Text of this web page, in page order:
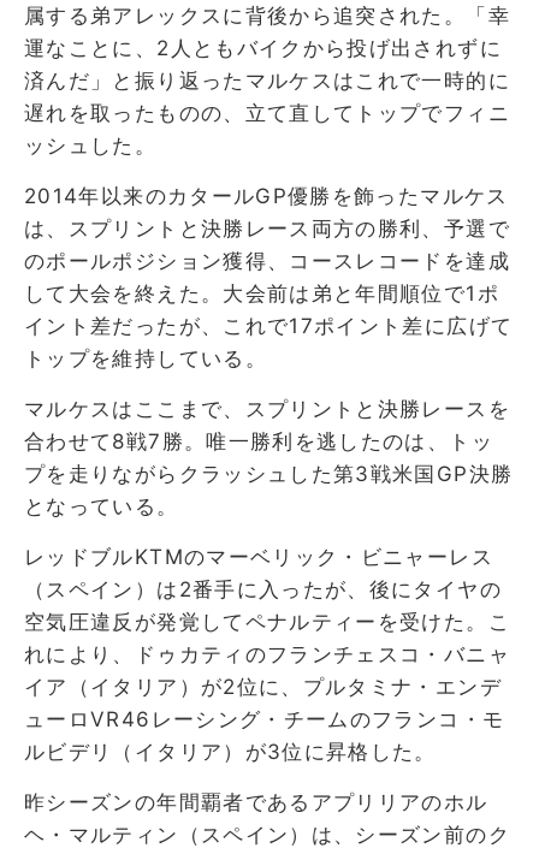
属する弟アレックスに背後から追突された。「幸
運なことに、2人ともバイクから投げ出されずに
済んだ」と振り返ったマルケスはこれで一時的に
遅れを取ったものの、立て直してトップでフィニ
ッシュした。
2014年以来のカタールGP優勝を飾ったマルケス
は、スプリントと決勝レース両方の勝利、予選で
のポールポジション獲得、コースレコードを達成
して大会を終えた。大会前は弟と年間順位で1ポ
イント差だったが、これで17ポイント差に広げて
トップを維持している。
マルケスはここまで、スプリントと決勝レースを
合わせて8戦7勝。唯一勝利を逃したのは、トッ
プを走りながらクラッシュした第3戦米国GP決勝
となっている。
レッドブルKTMのマーベリック・ビニャーレス
（スペイン）は2番手に入ったが、後にタイヤの
空気圧違反が発覚してペナルティーを受けた。こ
れにより、ドゥカティのフランチェスコ・バニャ
イア（イタリア）が2位に、プルタミナ・エンデ
ューロVR46レーシング・チームのフランコ・モ
ルビデリ（イタリア）が3位に昇格した。
昨シーズンの年間覇者であるアプリリアのホル
ヘ・マルティン（スペイン）は、シーズン前のク